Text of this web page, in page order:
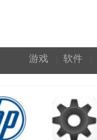
游戏 软件